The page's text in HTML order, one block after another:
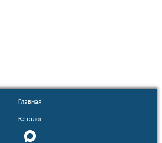
Главная
Каталог